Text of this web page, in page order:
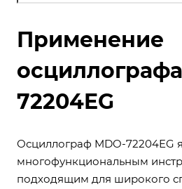
Применение
72204EG
Осциллограф MDO-72204EG
многофункциональным
подходящим для широкого